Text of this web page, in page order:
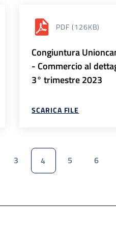
PDF (126KB)
Congiuntura
- Commercio al
3° trimestre 2023
SCARICA FILE
3 4 5 6